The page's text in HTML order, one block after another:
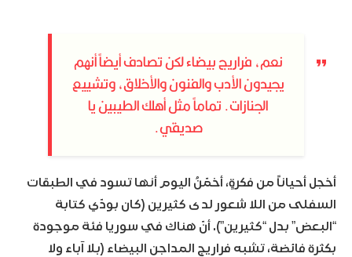
نعم، فراريج بيضاء لكن تصادف أيضاً أنهم
يجيدون الأدب والفنون والأخلاق، وتشييع
الجنازات. تماماً مثل أهلك الطيبين يا
صديقي.
أخجل أحياناً من فكرةٍ، أخمّنُ اليوم أنها تسود في الطبقات
السفلى من اللا شعور لدى كثيرين (كان بودّي كتابة
“البعض” بدل “كثيرين”). أنّ هناك في سوريا فئة موجودة
بكثرة فائضة، تشبه فراريج المداجن البيضاء (بلا آباء ولا